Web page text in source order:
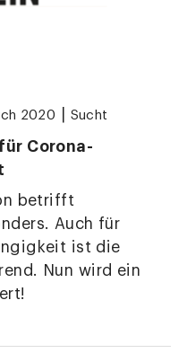
2020 Sucht
Corona-
betrifft
Auch für
ist die
Nun wird ein